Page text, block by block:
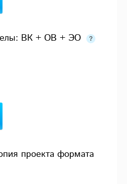
ВК + ОВ + ЭО
проекта формата